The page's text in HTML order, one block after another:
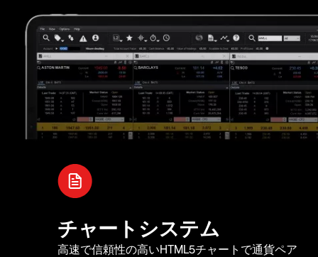
チャートシステム
高速で信頼性の高いHTML5チャートで通貨ペア